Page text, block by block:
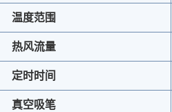
温度范围
热风流量
定时时间
真空吸笔